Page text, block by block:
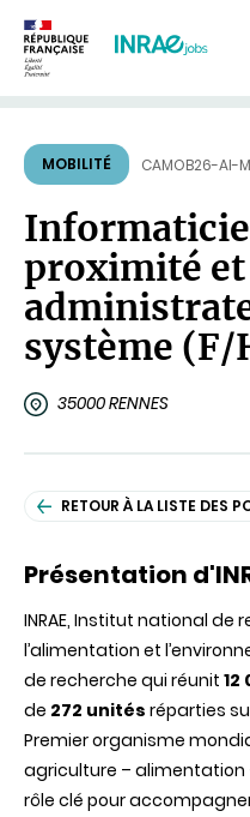
MOBILITÉ CAMOB26-AI-
proximité et
système (F/
35000 RENNES
RETOUR À LA LISTE DES
Présentation
INRAE, Institut national de
l’alimentation et
de recherche qui réunit
de 272 unités réparties
Premier organisme
agriculture – alimentation
rôle clé pour